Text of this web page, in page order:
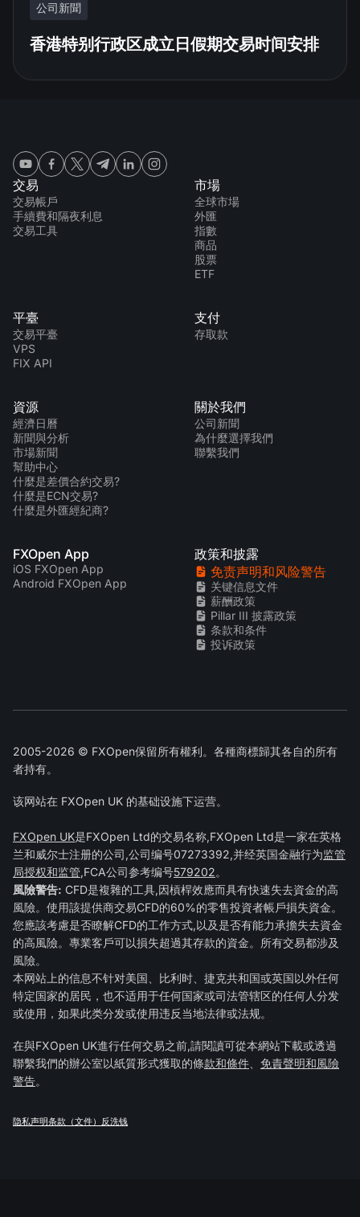
公司新聞
香港特别行政区成立日假期交易时间安排
交易
交易帳戶
手續費和隔夜利息
交易工具
市場
全球市場
外匯
指數
商品
股票
ETF
平臺
交易平臺
VPS
FIX API
支付
存取款
資源
經濟日曆
新聞與分析
市場新聞
幫助中心
什麼是差價合約交易?
什麼是ECN交易?
什麼是外匯經紀商?
關於我們
公司新聞
為什麼選擇我們
聯繫我們
FXOpen App
iOS FXOpen App
Android FXOpen App
政策和披露
免责声明和风险警告
关键信息文件
薪酬政策
Pillar III 披露政策
条款和条件
投诉政策
2005-2026 © FXOpen保留所有權利。各種商標歸其各自的所有
者持有。
该网站在 FXOpen UK 的基础设施下运营。
FXOpen UK是FXOpen Ltd的交易名称,FXOpen Ltd是一家在英格
兰和威尔士注册的公司,公司编号07273392,并经英国金融行为监管
局授权和监管,FCA公司参考编号579202。
風險警告: CFD是複雜的工具,因槓桿效應而具有快速失去資金的高
風險。使用該提供商交易CFD的60%的零售投資者帳戶損失資金。
您應該考慮是否瞭解CFD的工作方式,以及是否有能力承擔失去資金
的高風險。專業客戶可以損失超過其存款的資金。所有交易都涉及
風險。
本网站上的信息不针对美国、比利时、捷克共和国或英国以外任何
特定国家的居民，也不适用于任何国家或司法管辖区的任何人分发
或使用，如果此类分发或使用违反当地法律或法规。
在與FXOpen UK進行任何交易之前,請閱讀可從本網站下載或透過
聯繫我們的辦公室以紙質形式獲取的條款和條件、 免責聲明和風險
警告。
隐私声明条款（文件） 反洗钱